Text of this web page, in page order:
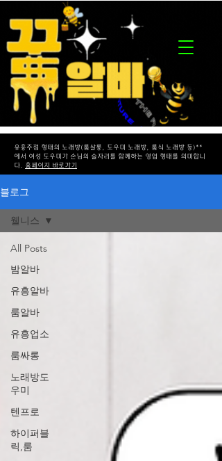
유흥주점 형태의 노래방(룸살롱, 도우미 노래방, 룸식 노래방 등)**
에서 여성 도우미가 손님의 술자리를 함께하는 영업 형태를 의미합니
다. 홈페이지 바로가기
블로그
All Posts
밤알바
유흥알바
룸알바
유흥업소
룸싸롱
노래방도
우미
텐프로
하이퍼블
릭,룸
웰니스